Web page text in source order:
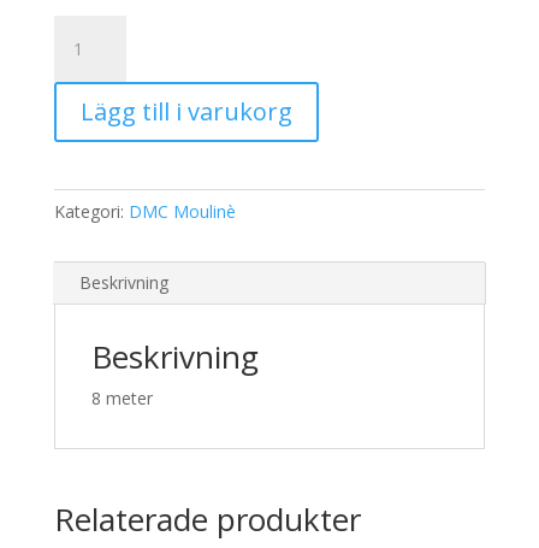
Moulinè
209
mängdLägg till i varukorg
Kategori: DMC Moulinè
Beskrivning
Beskrivning
8 meter
Relaterade produkter